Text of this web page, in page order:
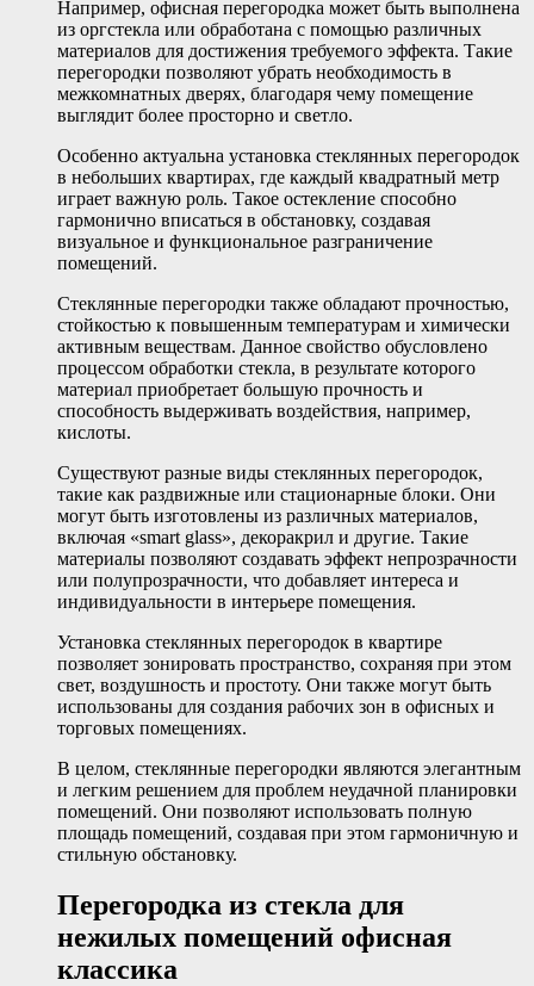
Например, офисная перегородка может быть выполнена
из оргстекла или обработана с помощью различных
материалов для достижения требуемого эффекта. Такие
перегородки позволяют убрать необходимость в
межкомнатных дверях, благодаря чему помещение
выглядит более просторно и светло.
Особенно актуальна установка стеклянных перегородок
в небольших квартирах, где каждый квадратный метр
играет важную роль. Такое остекление способно
гармонично вписаться в обстановку, создавая
визуальное и функциональное разграничение
помещений.
Стеклянные перегородки также обладают прочностью,
стойкостью к повышенным температурам и химически
активным веществам. Данное свойство обусловлено
процессом обработки стекла, в результате которого
материал приобретает большую прочность и
способность выдерживать воздействия, например,
кислоты.
Существуют разные виды стеклянных перегородок,
такие как раздвижные или стационарные блоки. Они
могут быть изготовлены из различных материалов,
включая «smart glass», декоракрил и другие. Такие
материалы позволяют создавать эффект непрозрачности
или полупрозрачности, что добавляет интереса и
индивидуальности в интерьере помещения.
Установка стеклянных перегородок в квартире
позволяет зонировать пространство, сохраняя при этом
свет, воздушность и простоту. Они также могут быть
использованы для создания рабочих зон в офисных и
торговых помещениях.
В целом, стеклянные перегородки являются элегантным
и легким решением для проблем неудачной планировки
помещений. Они позволяют использовать полную
площадь помещений, создавая при этом гармоничную и
стильную обстановку.
Перегородка из стекла для
нежилых помещений офисная
классика